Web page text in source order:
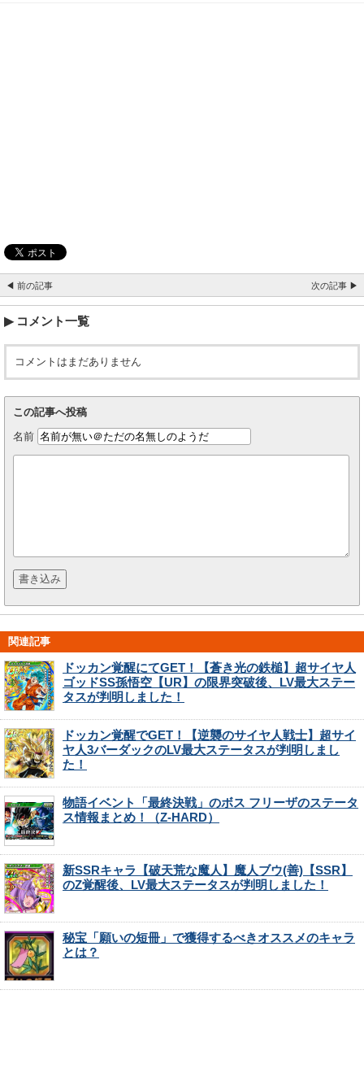
◀ 前の記事 次の記事 ▶
コメント一覧
コメントはまだありません
この記事へ投稿
名前
関連記事
ドッカン覚醒にてGET！【蒼き光の鉄槌】超サイヤ人
ゴッドSS孫悟空【UR】の限界突破後、LV最大ステー
タスが判明しました！
ドッカン覚醒でGET！【逆襲のサイヤ人戦士】超サイ
ヤ人3バーダックのLV最大ステータスが判明しまし
た！
物語イベント「最終決戦」のボス フリーザのステータ
ス情報まとめ！（Z-HARD）
新SSRキャラ【破天荒な魔人】魔人ブウ(善)【SSR】
のZ覚醒後、LV最大ステータスが判明しました！
秘宝「願いの短冊」で獲得するべきオススメのキャラ
とは？